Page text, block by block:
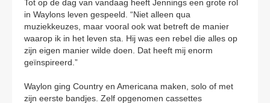
Tot op de dag van vandaag heeft Jennings een grote rol
in Waylons leven gespeeld. “Niet alleen qua
muziekkeuzes, maar vooral ook wat betreft de manier
waarop ik in het leven sta. Hij was een rebel die alles op
zijn eigen manier wilde doen. Dat heeft mij enorm
geïnspireerd.”
Waylon ging Country en Americana maken, solo of met
zijn eerste bandjes. Zelf opgenomen cassettes